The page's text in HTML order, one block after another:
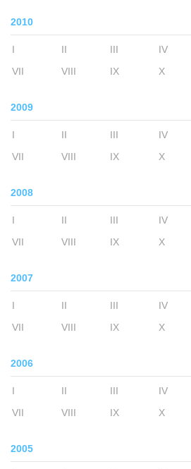
2010
I II III IV
VII
VIII IX X
2009
I II III IV
VII
VIII IX X
2008
I II III IV
VII
VIII IX X
2007
I II III IV
VII
VIII IX X
2006
I II III IV
VII
VIII IX X
2005